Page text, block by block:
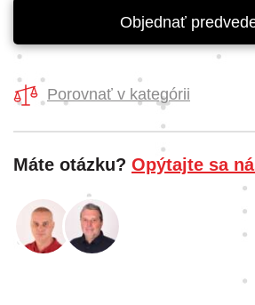
Objednať
Porovnať v kategórii
Máte otázku? Opýtajte sa